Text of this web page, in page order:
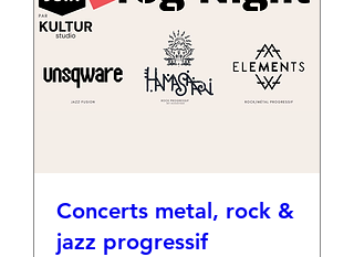
Concerts metal, rock &
jazz progressif